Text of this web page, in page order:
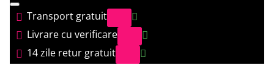
Transport gratuit
Livrare cu verificare
14 zile retur gratuit